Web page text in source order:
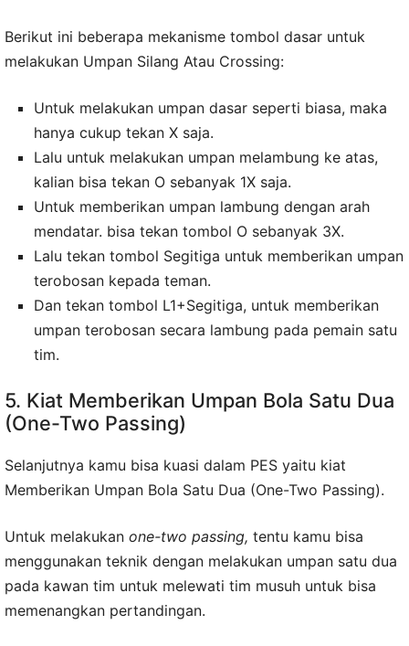
Berikut ini beberapa mekanisme tombol dasar untuk
melakukan Umpan Silang Atau Crossing:
Untuk melakukan umpan dasar seperti biasa, maka
hanya cukup tekan X saja.
Lalu untuk melakukan umpan melambung ke atas,
kalian bisa tekan O sebanyak 1X saja.
Untuk memberikan umpan lambung dengan arah
mendatar. bisa tekan tombol O sebanyak 3X.
Lalu tekan tombol Segitiga untuk memberikan umpan
terobosan kepada teman.
Dan tekan tombol L1+Segitiga, untuk memberikan
umpan terobosan secara lambung pada pemain satu
tim.
5. Kiat Memberikan Umpan Bola Satu Dua
(One-Two Passing)
Selanjutnya kamu bisa kuasi dalam PES yaitu kiat
Memberikan Umpan Bola Satu Dua (One-Two Passing).
Untuk melakukan one-two passing, tentu kamu bisa
menggunakan teknik dengan melakukan umpan satu dua
pada kawan tim untuk melewati tim musuh untuk bisa
memenangkan pertandingan.